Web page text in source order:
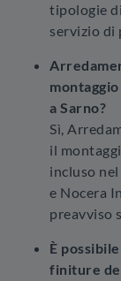
tipologie
servizio di
a Sarno?
Sì,
il
incluso
e Nocera
preavviso
È
finiture